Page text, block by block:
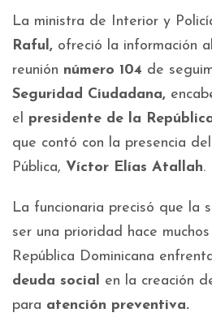
La ministra de Interior y
Raful, ofreció la información
reunión número 104 de
Seguridad Ciudadana,
el presidente de la
que contó con la presencia
Pública, Víctor Elías Atallah.
La funcionaria precisó que la
ser una prioridad hace
República Dominicana
deuda social en la creación
para atención preventiva.